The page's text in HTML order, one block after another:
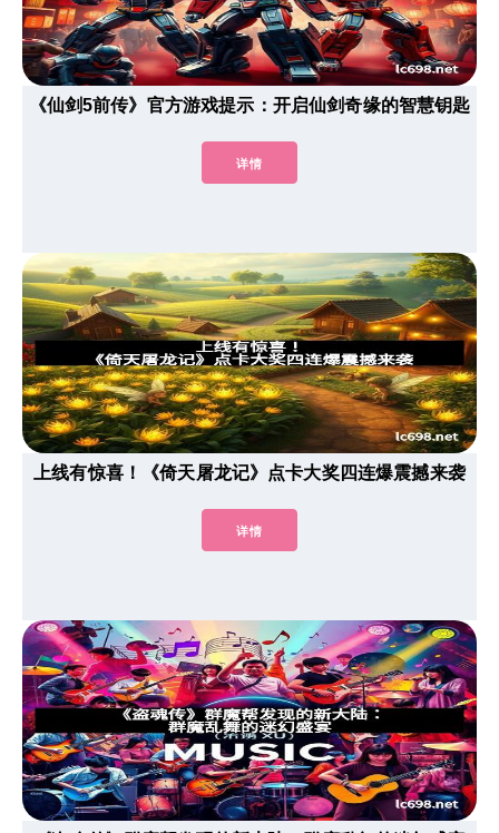
《仙剑5前传》官方游戏提示：开启仙剑奇缘的智慧钥匙
详情
上线有惊喜！《倚天屠龙记》点卡大奖四连爆震撼来袭
详情